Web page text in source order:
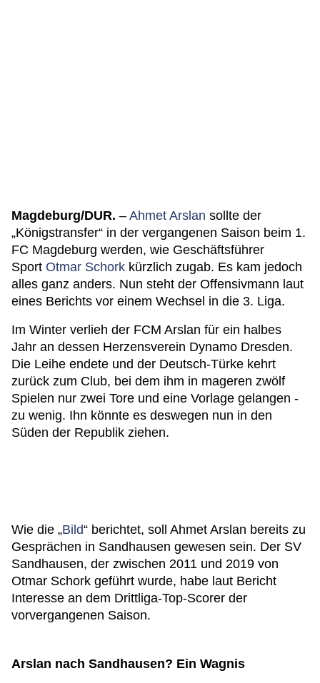
Magdeburg/DUR. – Ahmet Arslan sollte der
„Königstransfer“ in der vergangenen Saison beim 1.
FC Magdeburg werden, wie Geschäftsführer
Sport Otmar Schork kürzlich zugab. Es kam jedoch
alles ganz anders. Nun steht der Offensivmann laut
eines Berichts vor einem Wechsel in die 3. Liga.
Im Winter verlieh der FCM Arslan für ein halbes
Jahr an dessen Herzensverein Dynamo Dresden.
Die Leihe endete und der Deutsch-Türke kehrt
zurück zum Club, bei dem ihm in mageren zwölf
Spielen nur zwei Tore und eine Vorlage gelangen -
zu wenig. Ihn könnte es deswegen nun in den
Süden der Republik ziehen.
Wie die „Bild“ berichtet, soll Ahmet Arslan bereits zu
Gesprächen in Sandhausen gewesen sein. Der SV
Sandhausen, der zwischen 2011 und 2019 von
Otmar Schork geführt wurde, habe laut Bericht
Interesse an dem Drittliga-Top-Scorer der
vorvergangenen Saison.
Arslan nach Sandhausen? Ein Wagnis